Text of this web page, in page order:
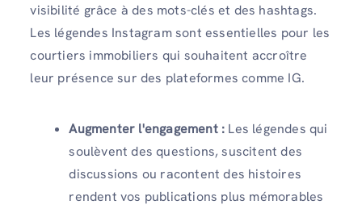
visibilité grâce à des mots-clés et des hashtags.
Les légendes Instagram sont essentielles pour les
courtiers immobiliers qui souhaitent accroître
leur présence sur des plateformes comme IG.
Augmenter l'engagement : Les légendes qui
soulèvent des questions, suscitent des
discussions ou racontent des histoires
rendent vos publications plus mémorables